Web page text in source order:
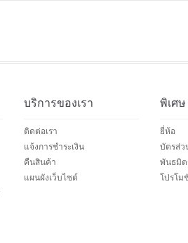
บริการของเรา
ติดต่อเรา
แจ้งการชำระเงิน
คืนสินค้า
แผนผังเว็บไซต์
พิเศษ
ยี่ห้อ
บัตรส่ว
พันธมิต
โปรโม